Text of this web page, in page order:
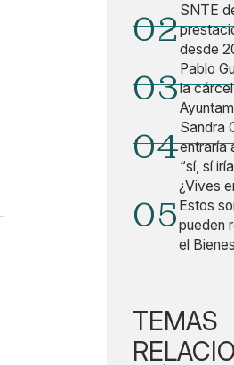
02SNTE
desde
03Pablo
la
04Sandra
entraría
“sí, sí
05
¿Vives
Estos
pueden
el
TEMAS